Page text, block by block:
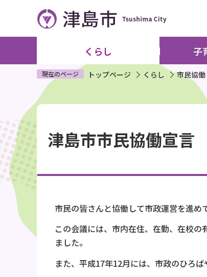
ペ
ジ
す
くらし 子
現在のページ トップページ くらし 市民協働
文
こ
こ
か
ら
津島市市民協働宣言
市民の皆さんと協働して市政運営を進め
この会議には、市内在住、在勤、在校
ました。
また、平成17年12月には、市政のひろ